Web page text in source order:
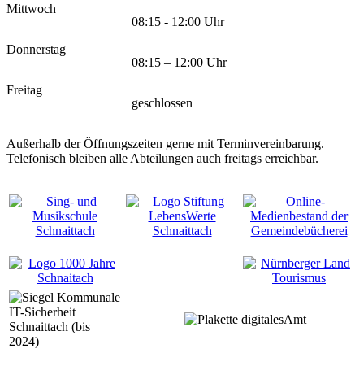
Mittwoch
08:15 - 12:00 Uhr
Donnerstag
08:15 – 12:00 Uhr
Freitag
geschlossen
Außerhalb der Öffnungszeiten gerne mit Terminvereinbarung.
Telefonisch bleiben alle Abteilungen auch freitags erreichbar.